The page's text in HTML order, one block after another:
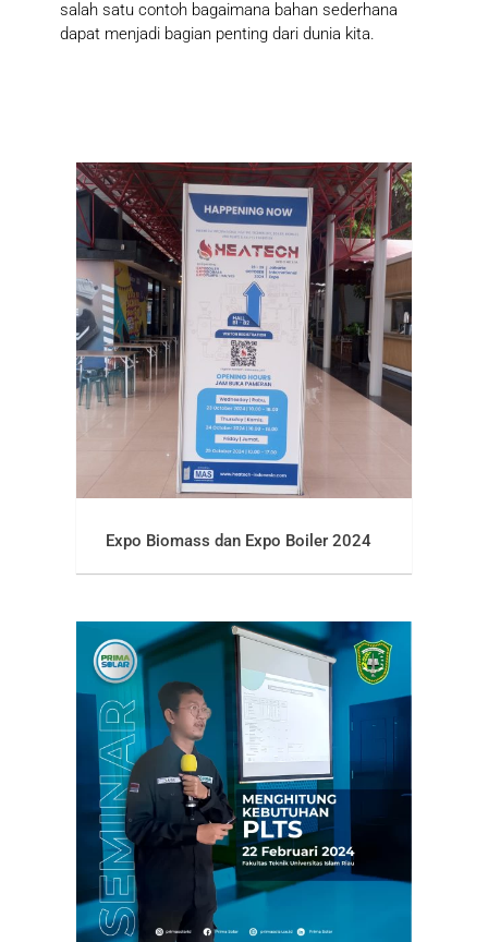
salah satu contoh bagaimana bahan sederhana
dapat menjadi bagian penting dari dunia kita.
Expo Biomass dan Expo Boiler 2024